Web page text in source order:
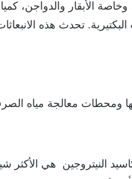
الأبقار والدواجن،
تحدث هذه
ومحطات معالجة مياه
النيتروجين هي الأكثر